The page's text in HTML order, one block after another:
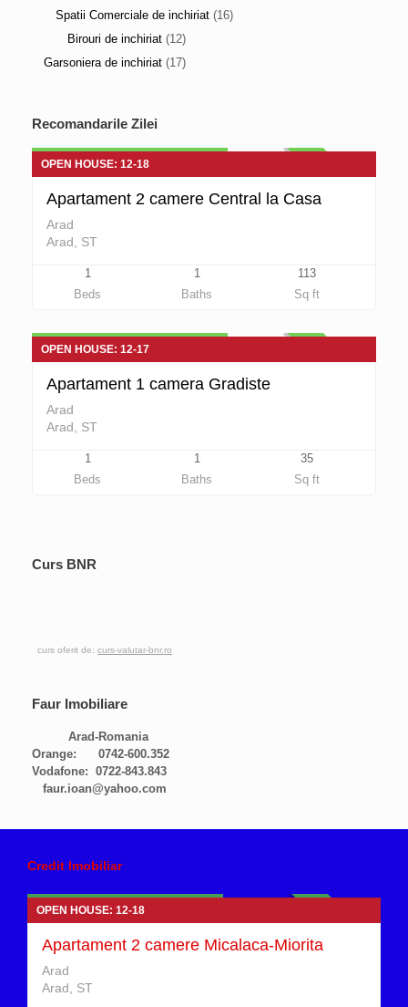
Spatii Comerciale de inchiriat (16)
Birouri de inchiriat (12)
Garsoniera de inchiriat (17)
Recomandarile Zilei
DE VANZARE
OPEN HOUSE: 12-18
Apartament 2 camere Central la Casa
Arad
Arad, ST
1
Beds
1
Baths
113
Sq ft
DE VANZARE
OPEN HOUSE: 12-17
Apartament 1 camera Gradiste
Arad
Arad, ST
1
Beds
1
Baths
35
Sq ft
Curs BNR
curs oferit de: curs-valutar-bnr.ro
Faur Imobiliare
Arad-Romania
Orange: 0742-600.352
Vodafone: 0722-843.843
faur.ioan@yahoo.com
Credit Imobiliar
VANDUT
OPEN HOUSE: 12-18
Apartament 2 camere Micalaca-Miorita
Arad
Arad, ST